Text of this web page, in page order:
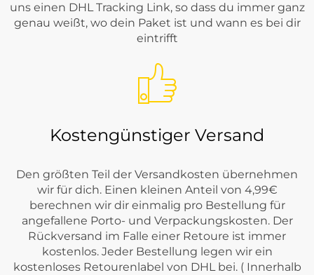
uns einen DHL Tracking Link, so dass du immer ganz
genau weißt, wo dein Paket ist und wann es bei dir
eintrifft
Kostengünstiger Versand
Den größten Teil der Versandkosten übernehmen
wir für dich. Einen kleinen Anteil von 4,99€
berechnen wir dir einmalig pro Bestellung für
angefallene Porto- und Verpackungskosten. Der
Rückversand im Falle einer Retoure ist immer
kostenlos. Jeder Bestellung legen wir ein
kostenloses Retourenlabel von DHL bei. ( Innerhalb